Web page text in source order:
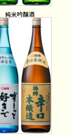
純米吟醸酒